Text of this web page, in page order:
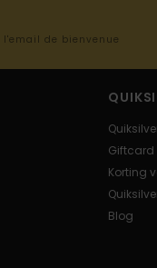
de bienvenue
Giftcard
Korting
Blog